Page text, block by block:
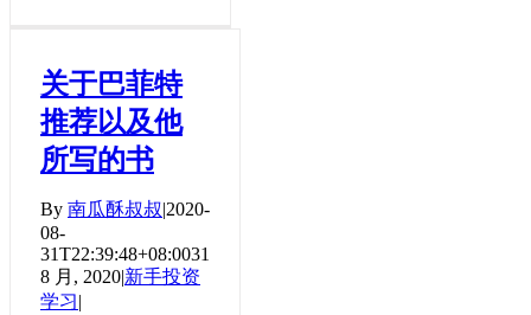
关于巴菲特
推荐以及他
所写的书
By 南瓜酥叔叔|2020-
08-
31T22:39:48+08:0031
8 月, 2020|新手投资
学习|